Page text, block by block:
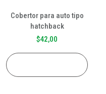
Cobertor para auto tipo
hatchback
$42,00